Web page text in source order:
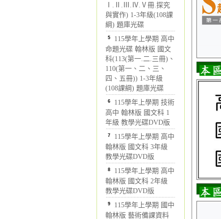
Ⅰ.Ⅱ.Ⅲ.Ⅳ.Ⅴ冊.探究
與實作) 1-3年級(108課
綱) 題庫光碟
5 115學年上學期 高中
命題光碟 翰林版 國文
科(113(第一.二.三冊)、
110(第一、二、三、
四、五冊)) 1-3年級
(108課綱) 題庫光碟
6 115學年上學期 技術
高中 翰林版 國文科 1
年級 教學光碟DVD版
7 115學年上學期 高中
翰林版 國文科 3年級
教學光碟DVD版
8 115學年上學期 高中
翰林版 國文科 2年級
教學光碟DVD版
9 115學年上學期 國中
翰林版 藝術備課資料